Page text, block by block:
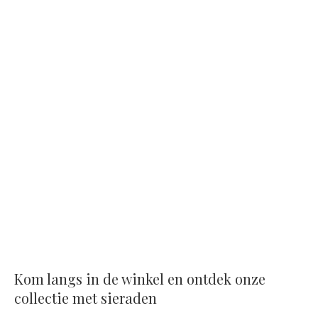
Kom langs in de winkel en ontdek onze
collectie met sieraden